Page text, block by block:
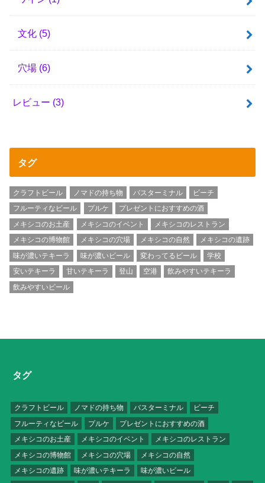
文化 (5)
穴場 (6)
レビュー (3)
タグ
クラフトビール ノマドの持ち物 バスターミナル
ビーチ
フルーティなビール
プルケ
プレゼントにおすすめの酒
メキシコのお土産
メキシコのイベント
メキシコのレストラン
メキシコの博物館
メキシコの穴場 メキシコの自然
メキシコの遺跡
味が濃いテキーラ
味が濃いビール 変わってるビール
学校
安いテキーラ
甘いテキーラ 登山 空港
飲みやすいテキーラ
飲みやすいビール
タグ
クラフトビール ノマドの持ち物 バスターミナル
ビーチ
フルーティなビール
プルケ
プレゼントにおすすめの酒
メキシコのお土産
メキシコのイベント
メキシコのレストラン
メキシコの博物館
メキシコの穴場
メキシコの自然
メキシコの遺跡
味が濃いテキーラ
味が濃いビール